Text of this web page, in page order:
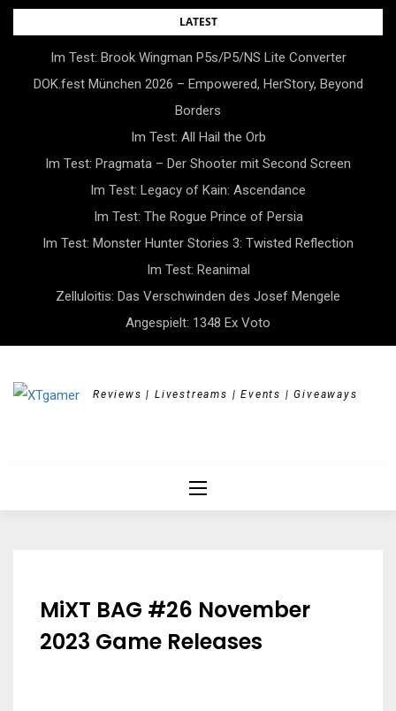
Skip
LATEST
Im Test: Brook Wingman P5s/P5/NS Lite Converter
DOK.fest München 2026 – Empowered, HerStory, Beyond
Borders
Im Test: All Hail the Orb
Im Test: Pragmata – Der Shooter mit Second Screen
Im Test: Legacy of Kain: Ascendance
Im Test: The Rogue Prince of Persia
Im Test: Monster Hunter Stories 3: Twisted Reflection
Im Test: Reanimal
Zelluloitis: Das Verschwinden des Josef Mengele
Angespielt: 1348 Ex Voto
Reviews | Livestreams | Events | Giveaways
MiXT BAG #26 November
2023 Game Releases